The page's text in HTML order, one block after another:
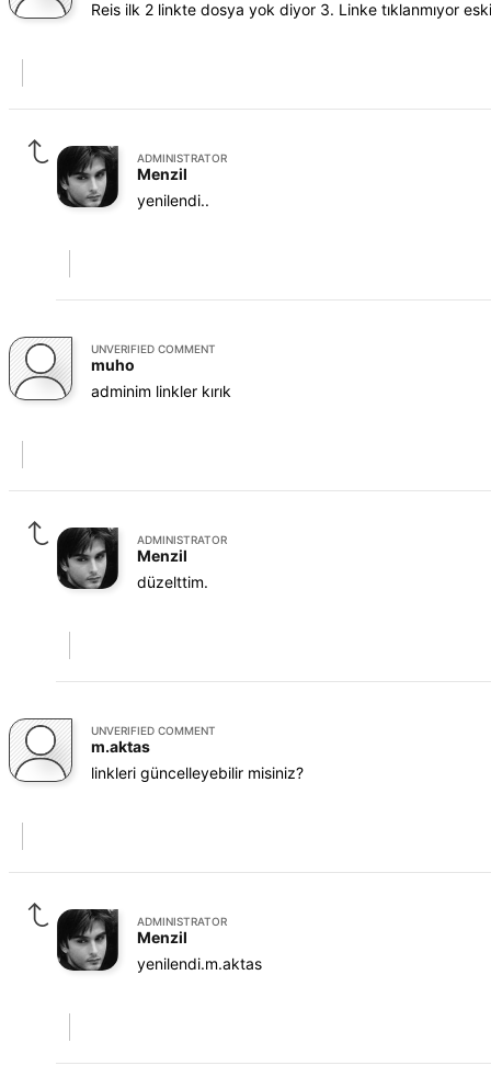
Reis ilk 2 linkte dosya yok diyor 3. Linke tıklanmıyor
ADMINISTRATOR
Menzil
yenilendi..
UNVERIFIED COMMENT
muho
adminim linkler kırık
ADMINISTRATOR
Menzil
düzelttim.
UNVERIFIED COMMENT
m.aktas
linkleri güncelleyebilir misiniz?
ADMINISTRATOR
Menzil
yenilendi.m.aktas